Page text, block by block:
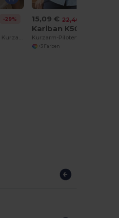
-29% 15,09 € 22,40 €
Kariban K504
+3 Farben